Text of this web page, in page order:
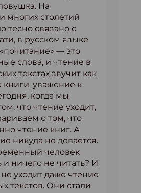
На
многих столетий
тесно связано с
в русском языке
— это
слова, и чтение в
текстах звучит как
книги, уважение к
когда мы
что чтение уходит,
о том, что
чтение книг. А
никуда не девается.
человек
ничего не читать? И
не уходит даже чтение
текстов. Они стали